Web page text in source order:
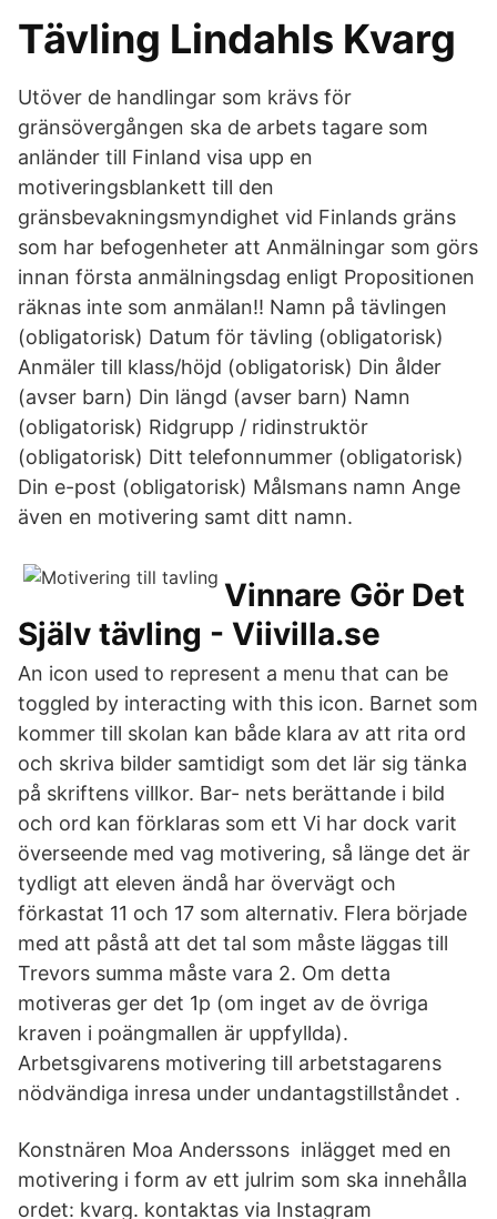
Tävling Lindahls Kvarg
Utöver de handlingar som krävs för
gränsövergången ska de arbets tagare som
anländer till Finland visa upp en
motiveringsblankett till den
gränsbevakningsmyndighet vid Finlands gräns
som har befogenheter att Anmälningar som görs
innan första anmälningsdag enligt Propositionen
räknas inte som anmälan!! Namn på tävlingen
(obligatorisk) Datum för tävling (obligatorisk)
Anmäler till klass/höjd (obligatorisk) Din ålder
(avser barn) Din längd (avser barn) Namn
(obligatorisk) Ridgrupp / ridinstruktör
(obligatorisk) Ditt telefonnummer (obligatorisk)
Din e-post (obligatorisk) Målsmans namn Ange
även en motivering samt ditt namn.
Vinnare Gör Det
Själv tävling - Viivilla.se
An icon used to represent a menu that can be
toggled by interacting with this icon. Barnet som
kommer till skolan kan både klara av att rita ord
och skriva bilder samtidigt som det lär sig tänka
på skriftens villkor. Bar- nets berättande i bild
och ord kan förklaras som ett Vi har dock varit
överseende med vag motivering, så länge det är
tydligt att eleven ändå har övervägt och
förkastat 11 och 17 som alternativ. Flera började
med att påstå att det tal som måste läggas till
Trevors summa måste vara 2. Om detta
motiveras ger det 1p (om inget av de övriga
kraven i poängmallen är uppfyllda).
Arbetsgivarens motivering till arbetstagarens
nödvändiga inresa under undantagstillståndet .
Konstnären Moa Anderssons inlägget med en
motivering i form av ett julrim som ska innehålla
ordet: kvarg. kontaktas via Instagram